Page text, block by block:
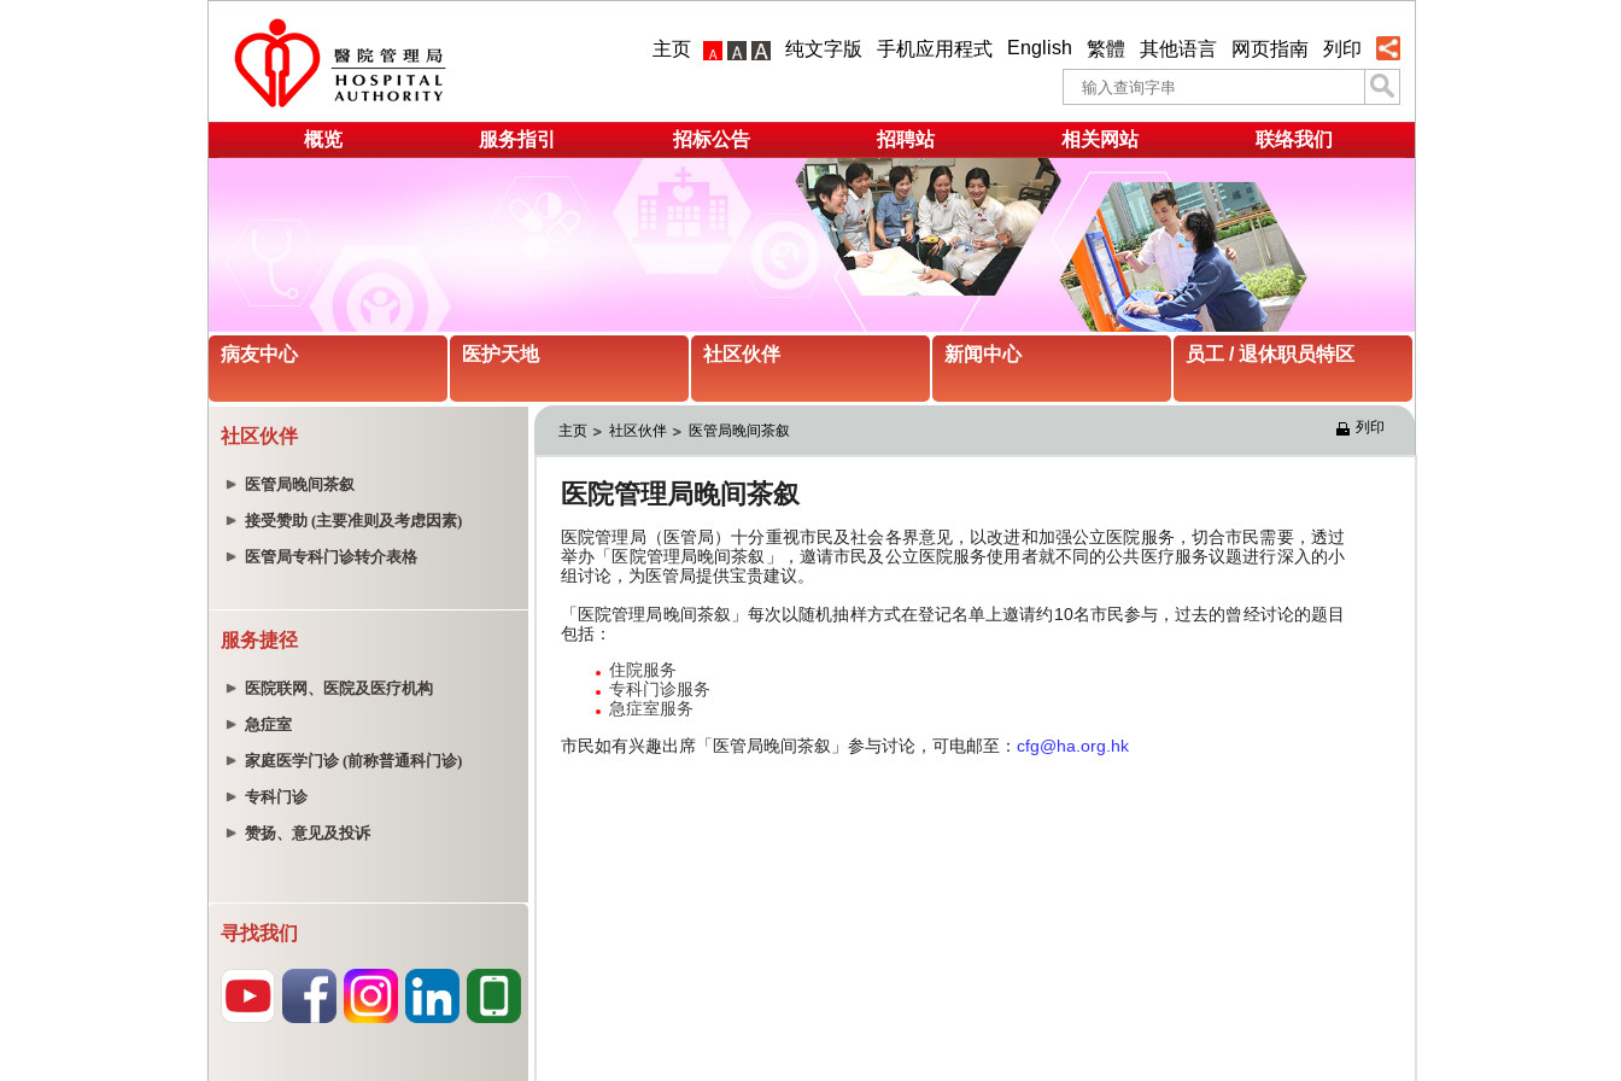
主页 纯文字版 手机应用程式 English 繁體 其他语言 网页指南 列印
概览 服务指引 招标公告 招聘站 相关网站 联络我们
病友中心 医护天地 社区伙伴 新闻中心 员工 / 退休职员特区
社区伙伴
医管局晚间茶叙
接受赞助 (主要准则及考虑因素)
医管局专科门诊转介表格
服务捷径
医院联网、医院及医疗机构
急症室
家庭医学门诊 (前称普通科门诊)
专科门诊
赞扬、意见及投诉
寻找我们
主页 社区伙伴 医管局晚间茶叙 列印